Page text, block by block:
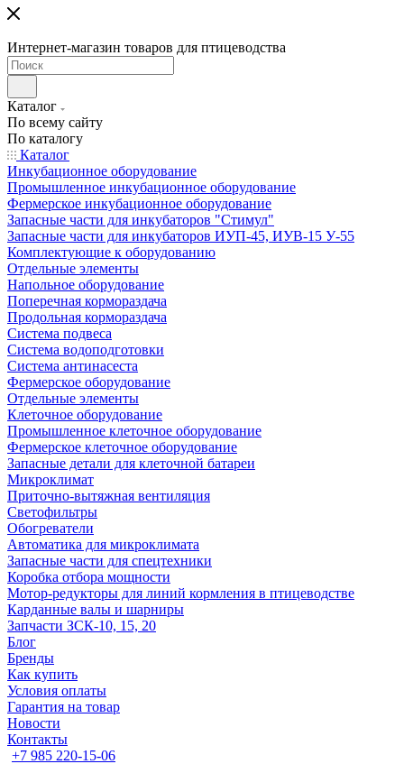
Интернет-магазин товаров для птицеводства
Каталог
По всему сайту
По каталогу
Каталог
Инкубационное оборудование
Промышленное инкубационное оборудование
Фермерское инкубационное оборудование
Запасные части для инкубаторов "Стимул"
Запасные части для инкубаторов ИУП-45, ИУВ-15 У-55
Комплектующие к оборудованию
Отдельные элементы
Напольное оборудование
Поперечная кормораздача
Продольная кормораздача
Система подвеса
Система водоподготовки
Система антинасеста
Фермерское оборудование
Отдельные элементы
Клеточное оборудование
Промышленное клеточное оборудование
Фермерское клеточное оборудование
Запасные детали для клеточной батареи
Микроклимат
Приточно-вытяжная вентиляция
Светофильтры
Обогреватели
Автоматика для микроклимата
Запасные части для спецтехники
Коробка отбора мощности
Мотор-редукторы для линий кормления в птицеводстве
Карданные валы и шарниры
Запчасти ЗСК-10, 15, 20
Блог
Бренды
Как купить
Условия оплаты
Гарантия на товар
Новости
Контакты
+7 985 220-15-06